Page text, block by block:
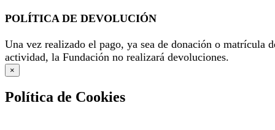
POLÍTICA DE DEVOLUCIÓN
Una vez realizado el pago, ya sea de donación o matrícula
actividad, la Fundación no realizará devoluciones.
×
Política de Cookies